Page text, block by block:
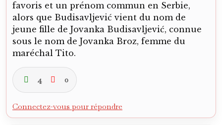
favoris et un prénom commun en Serbie,
alors que Budisavljević vient du nom de
jeune fille de Jovanka Budisavljević, connue
sous le nom de Jovanka Broz, femme du
maréchal Tito.
4 0
Connectez-vous pour répondre